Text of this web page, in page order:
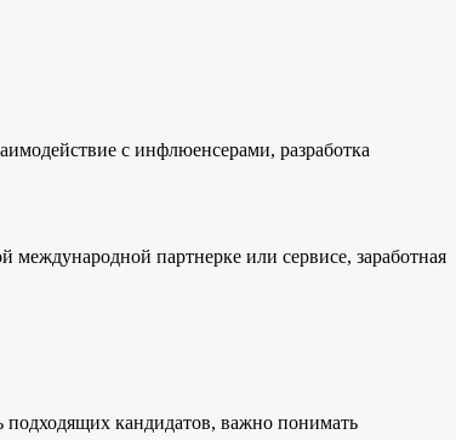
с инфлюенсерами, разработка
международной партнерке или сервисе, заработная
подходящих кандидатов, важно понимать